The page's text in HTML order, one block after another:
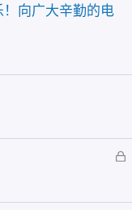
向广大辛勤的电